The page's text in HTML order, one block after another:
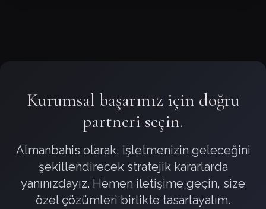
Kurumsal başarınız için doğru
partneri seçin.
Almanbahis olarak, işletmenizin geleceğini
şekillendirecek stratejik kararlarda
yanınızdayız. Hemen iletişime geçin, size
özel çözümleri birlikte tasarlayalım.